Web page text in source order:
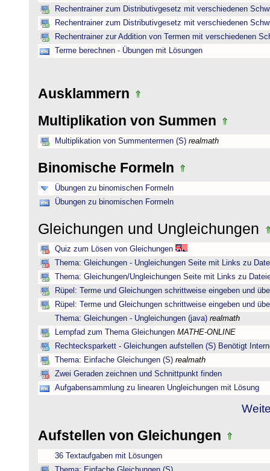
Rechentrainer zum Distributivgesetz mit verschiedenen
Rechentrainer zum Distributivgesetz mit verschiedenen
Rechentrainer zur Addition von Termen mit verschiedenen
Terme berechnen - Übungen mit Lösungen
Ausklammern
Multiplikation von Summen
Multiplikation von Summentermen (S) realmath
Binomische Formeln
Übungen zu binomischen Formeln
Übungen zu binomischen Formeln
Gleichungen und Ungleichungen
Quiz zum Lösen von Gleichungen
Thema: Gleichungen - Ungleichungen Seite mit Links zu
Thema: Gleichungen/Ungleichungen Seite mit Links zu
Rüpel: Terme und Gleichungen schrittweise eingeben und
Rüpel: Terme und Gleichungen schrittweise eingeben und
Thema: Gleichungen - Ungleichungen (java) realmath
Lernpfad zum Thema Gleichungen MATHE-ONLINE
Rechtecksparkett - Gleichungen aufstellen (S) Benötigt
Thema: Einfache Gleichungen (S) realmath
Zwei Geraden zeichnen und Schnittpunkt finden
Aufgabensammlung zu linearen Ungleichungen mit Lösung
Aufstellen von Gleichungen
36 Textaufgaben mit Lösungen